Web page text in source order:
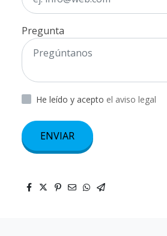
Pregunta
He leído y acepto el aviso legal
ENVIAR